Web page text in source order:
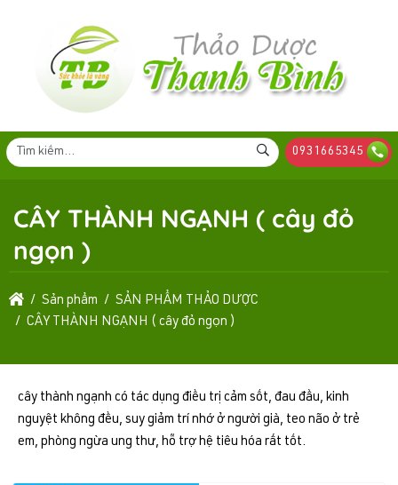
0931665345
CÂY THÀNH NGẠNH ( cây đỏ
ngọn )
Sản phẩm
SẢN PHẨM THẢO DƯỢC
CÂY THÀNH NGẠNH ( cây đỏ ngọn )
cây thành ngạnh có tác dụng điều trị cảm sốt, đau đầu, kinh
nguyệt không đều, suy giảm trí nhớ ở người già, teo não ở trẻ
em, phòng ngừa ung thư, hỗ trợ hệ tiêu hóa rất tốt.